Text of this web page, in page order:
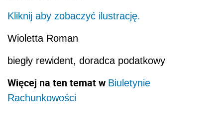
Kliknij aby zobaczyć ilustrację.
Wioletta Roman
biegły rewident, doradca podatkowy
Więcej na ten temat w Biuletynie
Rachunkowości